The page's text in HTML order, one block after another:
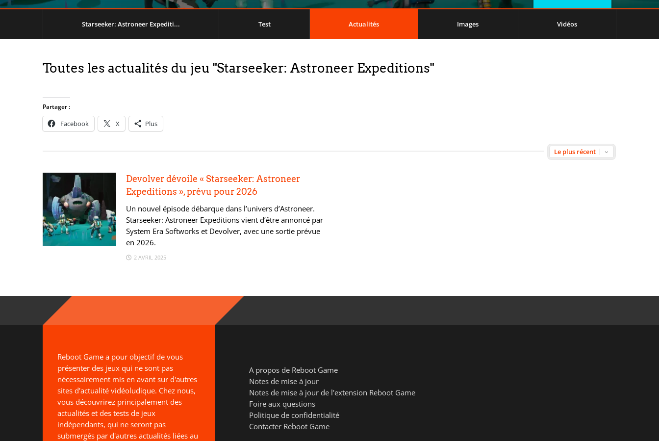
Starseeker: Astroneer Expediti... Test Actualités Images Vidéos
Toutes les actualités du jeu "Starseeker: Astroneer Expeditions"
Partager :
Facebook X Plus
Devolver dévoile « Starseeker: Astroneer
Expeditions », prévu pour 2026
Un nouvel épisode débarque dans l’univers d’Astroneer.
Starseeker: Astroneer Expeditions vient d’être annoncé par
System Era Softworks et Devolver, avec une sortie prévue
en 2026.
2 AVRIL 2025
Reboot Game a pour objectif de vous
présenter des jeux qui ne sont pas
nécessairement mis en avant sur d'autres
sites d'actualité vidéoludique. Chez nous,
vous découvrirez principalement des
actualités et des tests de jeux
indépendants, qui ne seront pas
submergés par d'autres actualités liées au
A propos de Reboot Game
Notes de mise à jour
Notes de mise à jour de l'extension Reboot Game
Foire aux questions
Politique de confidentialité
Contacter Reboot Game